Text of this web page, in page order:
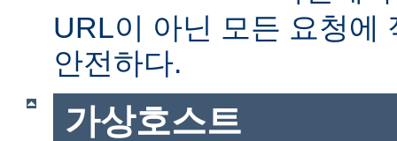
URL이 아닌 모든 요청에
안전하다.
가상호스트